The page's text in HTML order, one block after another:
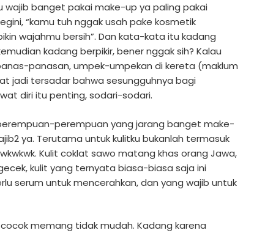
wajib banget pakai make-up ya paling pakai
“kamu tuh nggak usah pake kosmetik
wajahmu bersih”. Dan kata-kata itu kadang
kadang berpikir, bener nggak sih? Kalau
panasan, umpek-umpekan di kereta (maklum
jadi tersadar bahwa sesungguhnya bagi
diri itu penting, sodari-sodari.
perempuan yang jarang banget make-
ya. Terutama untuk kulitku bukanlah termasuk
Kulit coklat sawo matang khas orang Jawa,
kulit yang ternyata biasa-biasa saja ini
serum untuk mencerahkan, dan yang wajib untuk
memang tidak mudah. Kadang karena